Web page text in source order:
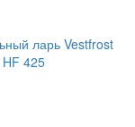
ларь Vestfrost
425